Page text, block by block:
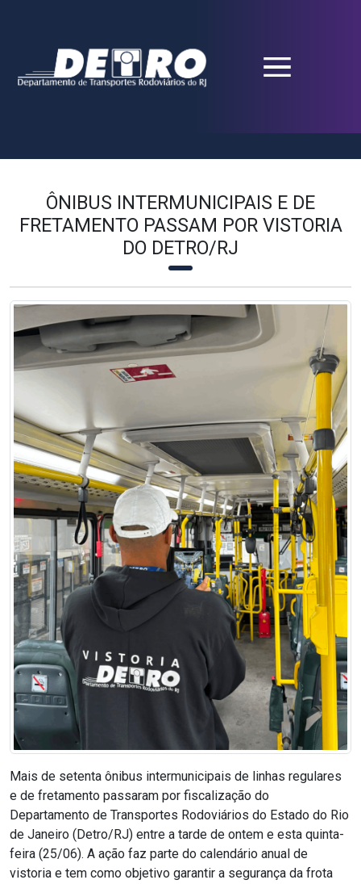
ÔNIBUS INTERMUNICIPAIS E DE
FRETAMENTO PASSAM POR VISTORIA
DO DETRO/RJ
Mais de setenta ônibus intermunicipais de linhas regulares
e de fretamento passaram por fiscalização do
Departamento de Transportes Rodoviários do Estado do Rio
de Janeiro (Detro/RJ) entre a tarde de ontem e esta quinta-
feira (25/06). A ação faz parte do calendário anual de
vistoria e tem como objetivo garantir a segurança da frota